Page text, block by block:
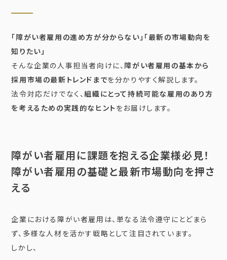
「障がい者雇用の進め方が分からない」「最新の市場動向を
知りたい」
そんな企業の人事担当者向けに、 障がい者雇用の基本から
採用市場の最新トレンドまでを分かりやすく解説します。
法令対応だけでなく、組織にとって持続可能な雇用のあり方
を考えるための実践的なヒントをお届けします。
障がい者雇用に課題を抱える企業様必見！
障がい者雇用の基礎と最新市場動向を押さ
える
企業における障がい者雇用は、単なる法令遵守にとどまら
ず、多様な人材を活かす戦略として注目されています。
しかし、